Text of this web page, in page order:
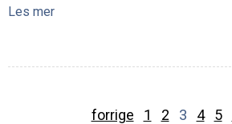
Les mer
forrige 1 2 3 4 5